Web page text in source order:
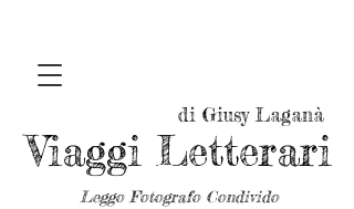
Leggo Fotografo Condivido
Viaggi Letterari
di Giusy Laganà